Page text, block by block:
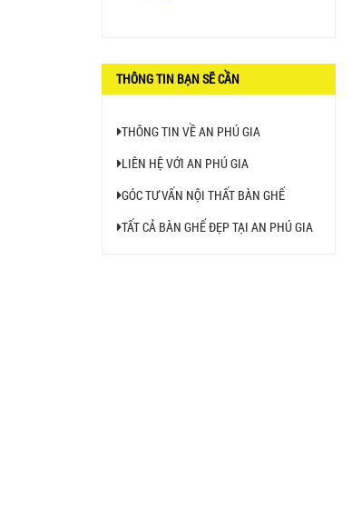
650.000 VNĐ
THÔNG TIN BẠN SẼ CẦN
THÔNG TIN VỀ AN PHÚ GIA
LIÊN HỆ VỚI AN PHÚ GIA
GÓC TƯ VẤN NỘI THẤT BÀN GHẾ
TẤT CẢ BÀN GHẾ ĐẸP TẠI AN PHÚ GIA